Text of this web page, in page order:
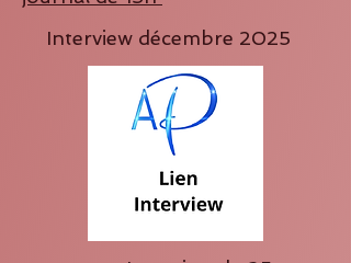
Interview décembre 2025